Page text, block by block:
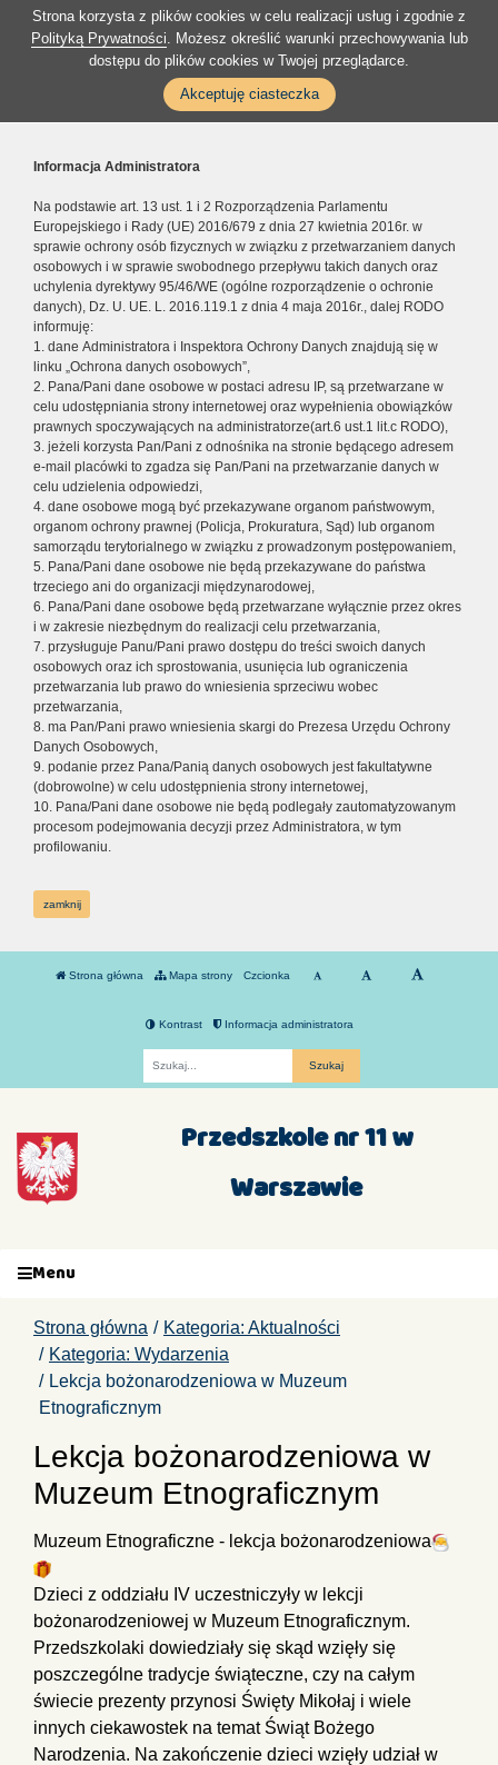
Strona korzysta z plików cookies w celu realizacji usług i zgodnie z
Polityką Prywatności. Możesz określić warunki przechowywania lub
dostępu do plików cookies w Twojej przeglądarce.
Akceptuję ciasteczka
Informacja Administratora
Na podstawie art. 13 ust. 1 i 2 Rozporządzenia Parlamentu
Europejskiego i Rady (UE) 2016/679 z dnia 27 kwietnia 2016r. w
sprawie ochrony osób fizycznych w związku z przetwarzaniem danych
osobowych i w sprawie swobodnego przepływu takich danych oraz
uchylenia dyrektywy 95/46/WE (ogólne rozporządzenie o ochronie
danych), Dz. U. UE. L. 2016.119.1 z dnia 4 maja 2016r., dalej RODO
informuję:
1. dane Administratora i Inspektora Ochrony Danych znajdują się w
linku „Ochrona danych osobowych”,
2. Pana/Pani dane osobowe w postaci adresu IP, są przetwarzane w
celu udostępniania strony internetowej oraz wypełnienia obowiązków
prawnych spoczywających na administratorze(art.6 ust.1 lit.c RODO),
3. jeżeli korzysta Pan/Pani z odnośnika na stronie będącego adresem
e-mail placówki to zgadza się Pan/Pani na przetwarzanie danych w
celu udzielenia odpowiedzi,
4. dane osobowe mogą być przekazywane organom państwowym,
organom ochrony prawnej (Policja, Prokuratura, Sąd) lub organom
samorządu terytorialnego w związku z prowadzonym postępowaniem,
5. Pana/Pani dane osobowe nie będą przekazywane do państwa
trzeciego ani do organizacji międzynarodowej,
6. Pana/Pani dane osobowe będą przetwarzane wyłącznie przez okres
i w zakresie niezbędnym do realizacji celu przetwarzania,
7. przysługuje Panu/Pani prawo dostępu do treści swoich danych
osobowych oraz ich sprostowania, usunięcia lub ograniczenia
przetwarzania lub prawo do wniesienia sprzeciwu wobec
przetwarzania,
8. ma Pan/Pani prawo wniesienia skargi do Prezesa Urzędu Ochrony
Danych Osobowych,
9. podanie przez Pana/Panią danych osobowych jest fakultatywne
(dobrowolne) w celu udostępnienia strony internetowej,
10. Pana/Pani dane osobowe nie będą podlegały zautomatyzowanym
procesom podejmowania decyzji przez Administratora, w tym
profilowaniu.
zamknij
Strona główna Mapa strony Czcionka
Kontrast Informacja administratora
Przedszkole nr 11 w
Warszawie
Menu
Strona główna
Kategoria: Aktualności
Kategoria: Wydarzenia
Lekcja bożonarodzeniowa w Muzeum
Etnograficznym
Lekcja bożonarodzeniowa w
Muzeum Etnograficznym
Muzeum Etnograficzne - lekcja bożonarodzeniowa
Dzieci z oddziału IV uczestniczyły w lekcji
bożonarodzeniowej w Muzeum Etnograficznym.
Przedszkolaki dowiedziały się skąd wzięły się
poszczególne tradycje świąteczne, czy na całym
świecie prezenty przynosi Święty Mikołaj i wiele
innych ciekawostek na temat Świąt Bożego
Narodzenia. Na zakończenie dzieci wzięły udział w